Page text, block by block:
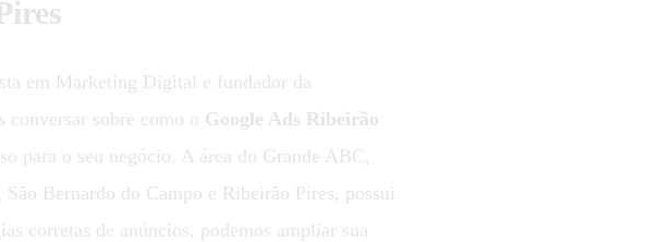
em Marketing Digital e fundador da
sobre como o Google Ads Ribeirão
para o seu negócio. A área do Grande ABC,
Bernardo do Campo e Ribeirão Pires, possui
corretas de anúncios, podemos ampliar sua